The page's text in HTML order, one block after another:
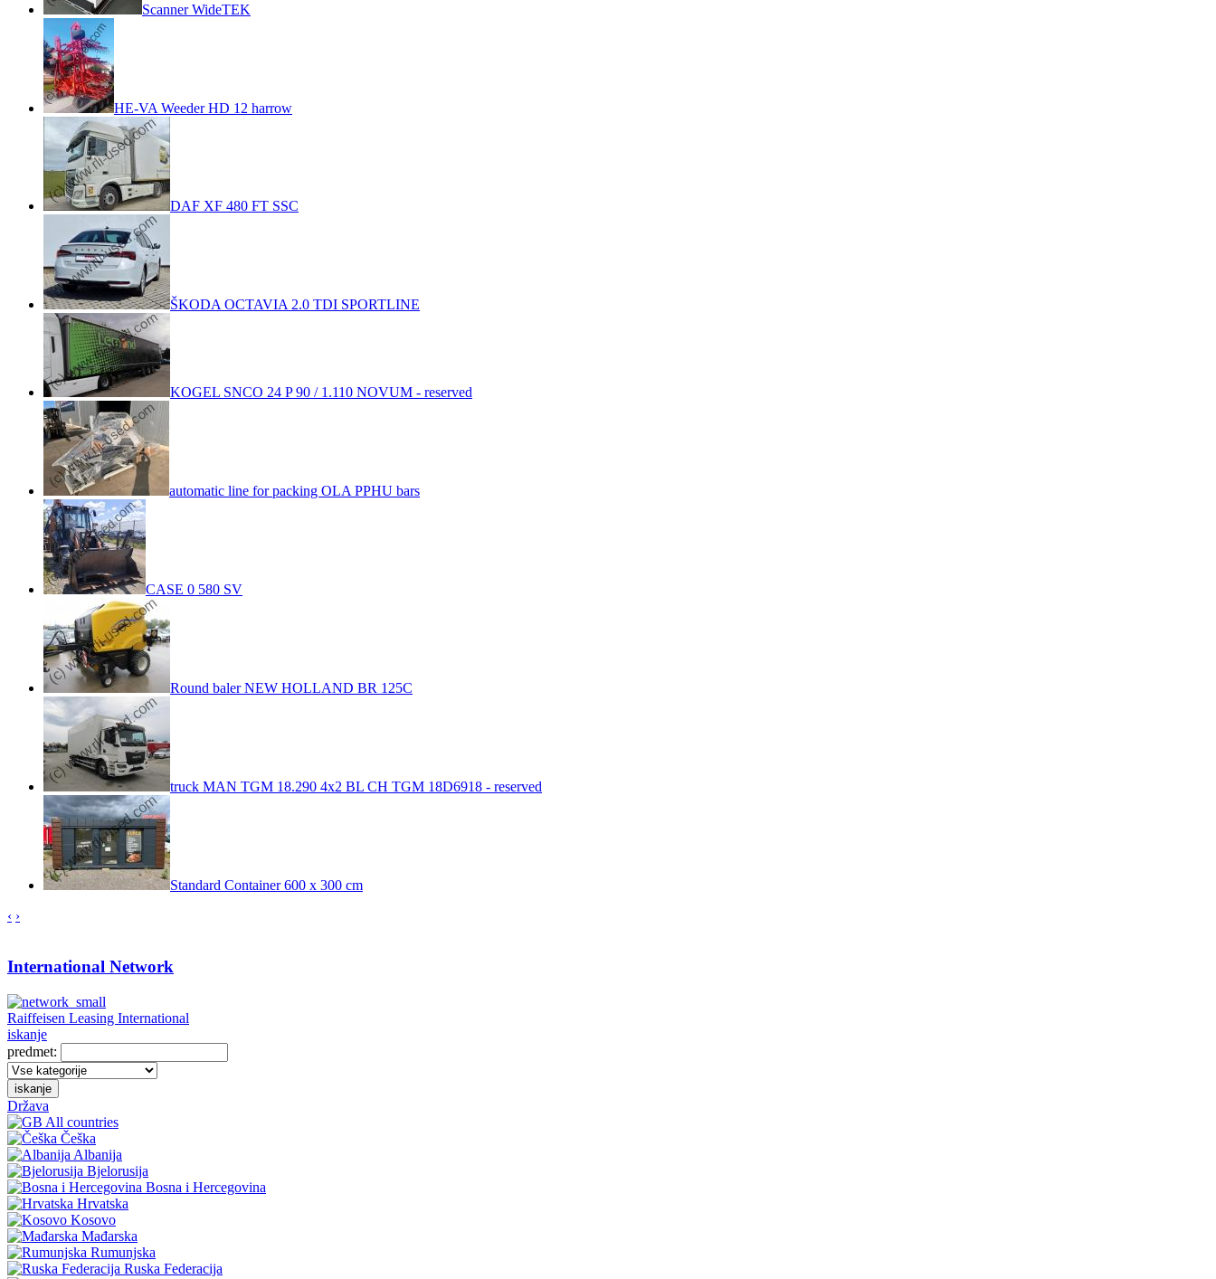
Scanner WideTEK
HE-VA Weeder HD 12 harrow
DAF XF 480 FT SSC
ŠKODA OCTAVIA 2.0 TDI SPORTLINE
KOGEL SNCO 24 P 90 / 1.110 NOVUM - reserved
automatic line for packing OLA PPHU bars
CASE 0 580 SV
Round baler NEW HOLLAND BR 125C
truck MAN TGM 18.290 4x2 BL CH TGM 18D6918 - reserved
Standard Container 600 x 300 cm
‹ ›
International Network
Raiffeisen Leasing International
iskanje
predmet:
iskanje
Država
All countries
Češka
Albanija
Bjelorusija
Bosna i Hercegovina
Hrvatska
Kosovo
Mađarska
Rumunjska
Ruska Federacija